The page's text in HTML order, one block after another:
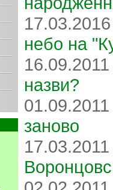
небо на
назви?
заново